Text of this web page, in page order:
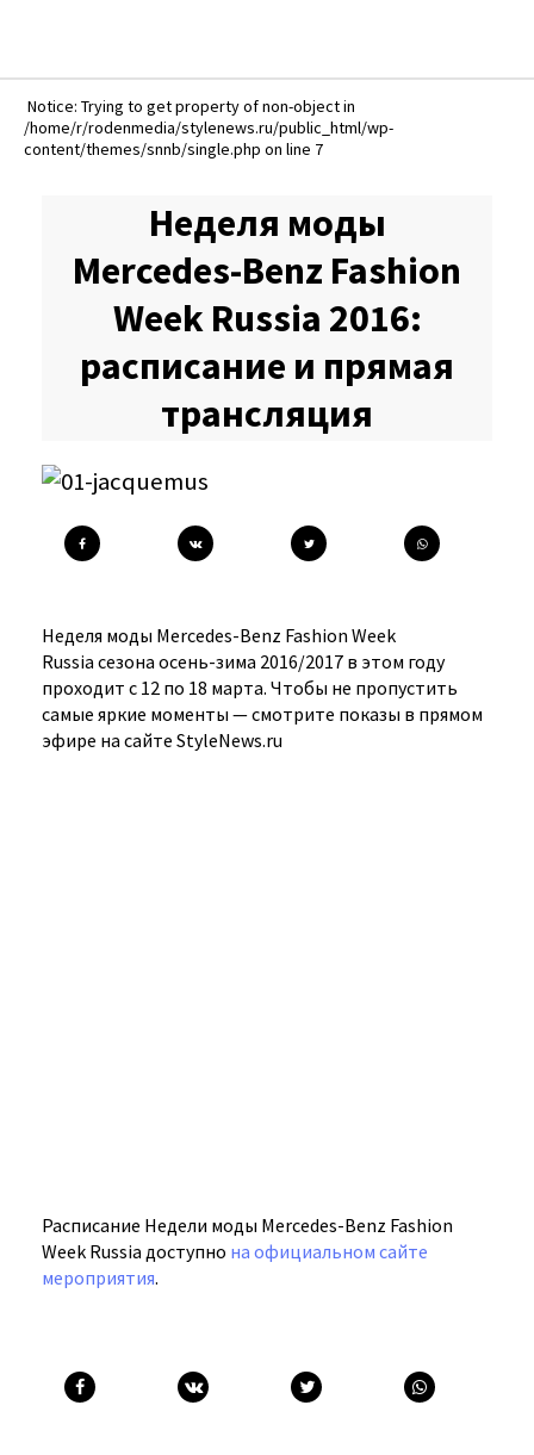
Notice: Trying to get property of non-object in
/home/r/rodenmedia/stylenews.ru/public_html/wp-
content/themes/snnb/single.php on line 7
Неделя моды
Mercedes-Benz Fashion
Week Russia 2016:
расписание и прямая
трансляция
Неделя моды Mercedes-Benz Fashion Week
Russia сезона осень-зима 2016/2017 в этом году
проходит с 12 по 18 марта. Чтобы не пропустить
самые яркие моменты — смотрите показы в прямом
эфире на сайте StyleNews.ru
Расписание Недели моды Mercedes-Benz Fashion
Week Russia доступно на официальном сайте
мероприятия.